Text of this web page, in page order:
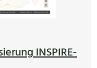
INSPIRE-